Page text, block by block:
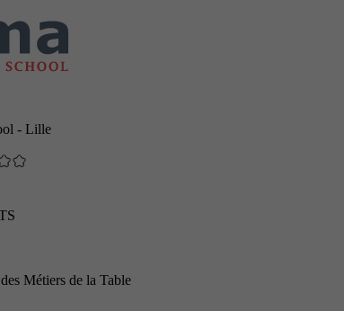
- Lille
Métiers de la Table